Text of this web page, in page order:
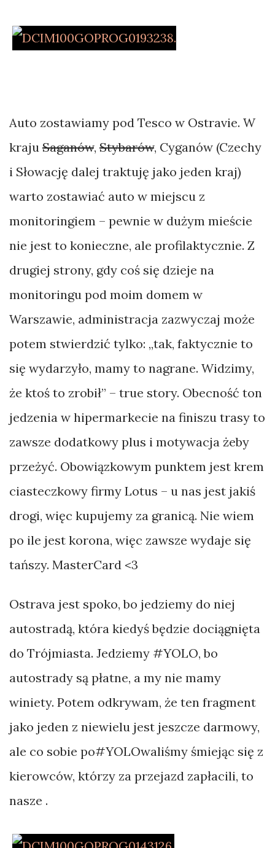
Auto zostawiamy pod Tesco w Ostravie. W
kraju Saganów, Stybarów, Cyganów (Czechy
i Słowację dalej traktuję jako jeden kraj)
warto zostawiać auto w miejscu z
monitoringiem – pewnie w dużym mieście
nie jest to konieczne, ale profilaktycznie. Z
drugiej strony, gdy coś się dzieje na
monitoringu pod moim domem w
Warszawie, administracja zazwyczaj może
potem stwierdzić tylko: „tak, faktycznie to
się wydarzyło, mamy to nagrane. Widzimy,
że ktoś to zrobił” – true story. Obecność ton
jedzenia w hipermarkecie na finiszu trasy to
zawsze dodatkowy plus i motywacja żeby
przeżyć. Obowiązkowym punktem jest krem
ciasteczkowy firmy Lotus – u nas jest jakiś
drogi, więc kupujemy za granicą. Nie wiem
po ile jest korona, więc zawsze wydaje się
tańszy. MasterCard <3
Ostrava jest spoko, bo jedziemy do niej
autostradą, która kiedyś będzie dociągnięta
do Trójmiasta. Jedziemy #YOLO, bo
autostrady są płatne, a my nie mamy
winiety. Potem odkrywam, że ten fragment
jako jeden z niewielu jest jeszcze darmowy,
ale co sobie po#YOLOwaliśmy śmiejąc się z
kierowców, którzy za przejazd zapłacili, to
nasze .
bikepacking
Chiny
Chorwacja
Czarnogóra
Czechy